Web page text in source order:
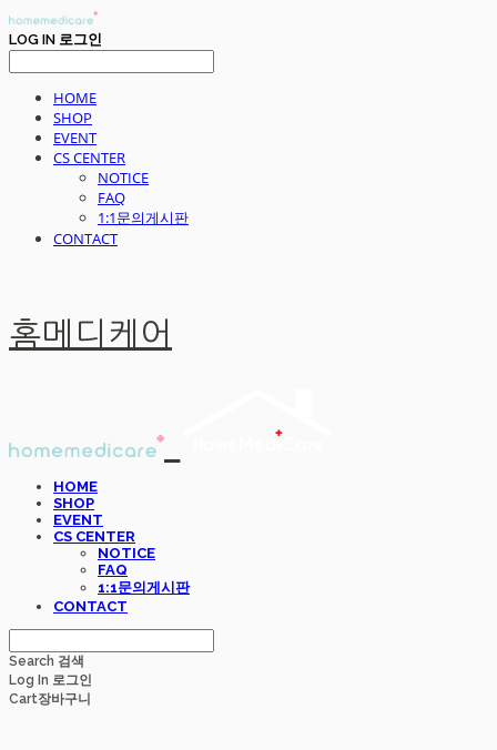
LOG IN 로그인
HOME
SHOP
EVENT
CS CENTER
NOTICE
FAQ
1:1문의게시판
CONTACT
홈메디케어
HOME
SHOP
EVENT
CS CENTER
NOTICE
FAQ
1:1문의게시판
CONTACT
Search 검색
Log In 로그인
Cart장바구니